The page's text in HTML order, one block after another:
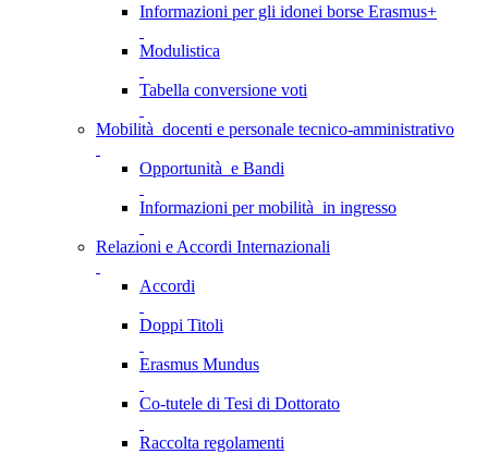
Informazioni per gli idonei borse Erasmus+
Modulistica
Tabella conversione voti
Mobilità docenti e personale tecnico-amministrativo
Opportunità e Bandi
Informazioni per mobilità in ingresso
Relazioni e Accordi Internazionali
Accordi
Doppi Titoli
Erasmus Mundus
Co-tutele di Tesi di Dottorato
Raccolta regolamenti